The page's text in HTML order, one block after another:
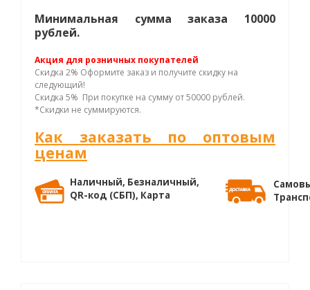
Минимальная сумма заказа 10000
рублей.
Акция для розничных покупателей
Скидка 2% Оформите заказ и получите скидку на
следующий!
Скидка 5% При покупке на сумму от 50000 рублей.
*Скидки не суммируются.
Как заказать по оптовым
ценам
Наличный, Безналичный,
QR-код (СБП), Карта